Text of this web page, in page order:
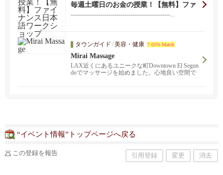
毎週土曜日のお金の授業！【無料】ファ
--------------------------------------------------...
タウンガイド /美容・健康 7.05% Match
Mirai Massage
LAX近くにあるユニークな町Downtown El Segun
doでマッサージを始めました。心地良い空間で
“イベント情報”トップページへ戻る
この登録を報告 引用登録 変更 消去